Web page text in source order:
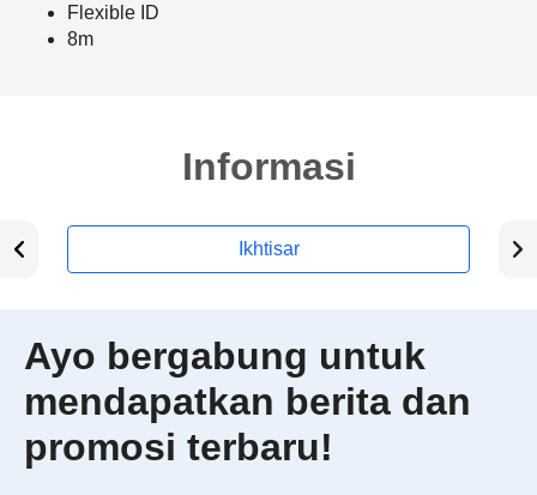
Flexible ID
8m
Informasi
Ikhtisar
Ayo bergabung untuk
mendapatkan berita dan
promosi terbaru!